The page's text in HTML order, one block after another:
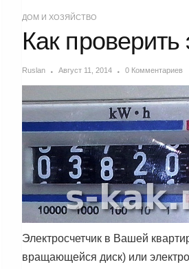
ДОМ И ХОЗЯЙСТВО
Как проверить
Ruslan Август 11, 2014 0 Комментариев
Электросчетчик в Вашей
вращающейся диск) или